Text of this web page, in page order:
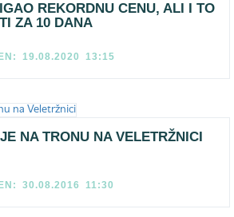
REKORDNU CENU, ALI I TO
ZA 10 DANA
19.08.2020 13:15
NA TRONU NA VELETRŽNICI
30.08.2016 11:30